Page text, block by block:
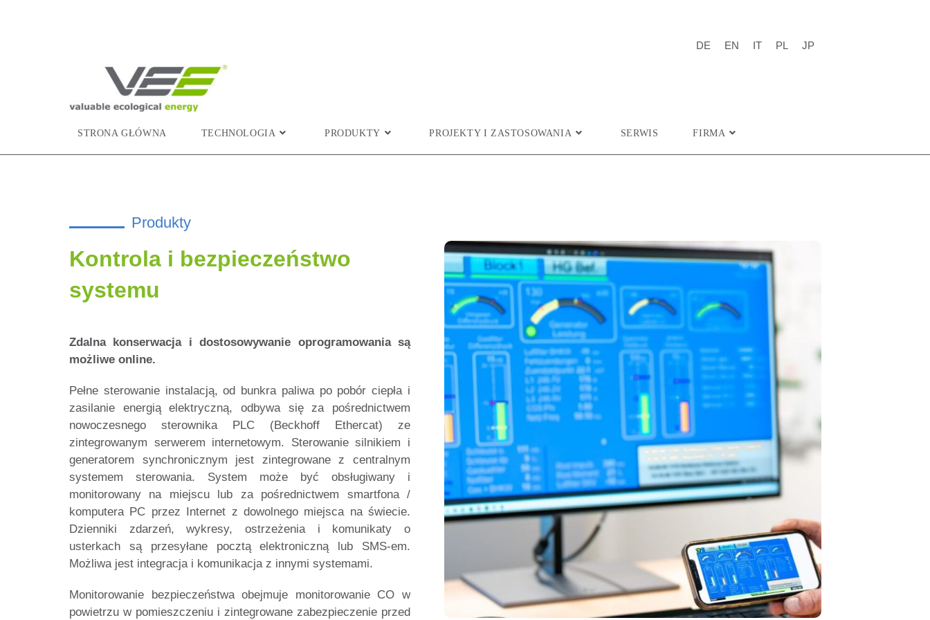
DE EN IT PL JP
STRONA GŁÓWNA TECHNOLOGIA PRODUKTY PROJEKTY I ZASTOSOWANIA SERWIS FIRMA
Produkty
Kontrola i bezpieczeństwo
systemu
Zdalna konserwacja i dostosowywanie oprogramowania są
możliwe online.
Pełne sterowanie instalacją, od bunkra paliwa po pobór ciepła i
zasilanie energią elektryczną, odbywa się za pośrednictwem
nowoczesnego sterownika PLC (Beckhoff Ethercat) ze
zintegrowanym serwerem internetowym. Sterowanie silnikiem i
generatorem synchronicznym jest zintegrowane z centralnym
systemem sterowania. System może być obsługiwany i
monitorowany na miejscu lub za pośrednictwem smartfona /
komputera PC przez Internet z dowolnego miejsca na świecie.
Dzienniki zdarzeń, wykresy, ostrzeżenia i komunikaty o
usterkach są przesyłane pocztą elektroniczną lub SMS-em.
Możliwa jest integracja i komunikacja z innymi systemami.
Monitorowanie bezpieczeństwa obejmuje monitorowanie CO w
powietrzu w pomieszczeniu i zintegrowane zabezpieczenie przed